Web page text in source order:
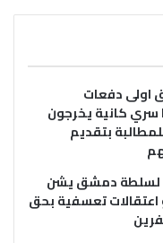
اولى دفعات
سري كانية يخرجون
بتقديم
لسلطة دمشق يشن
تعسفية بحق